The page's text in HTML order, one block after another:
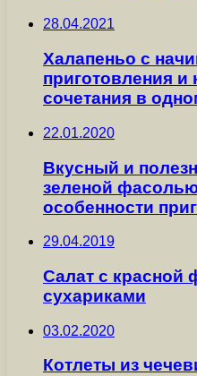
28.04.2021
Халапеньо с
приготовления
сочетания в
22.01.2020
Вкусный и
зеленой
особенности
29.04.2019
Салат с красной
сухариками
03.02.2020
Котлеты из